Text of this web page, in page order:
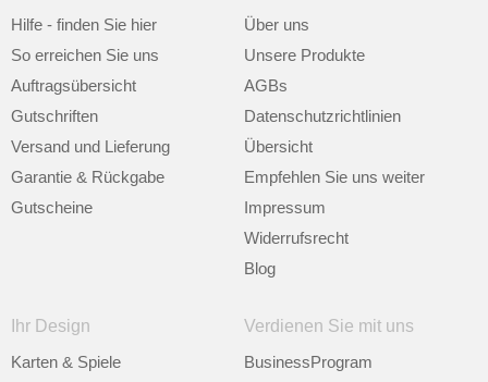
Hilfe - finden Sie hier
So erreichen Sie uns
Auftragsübersicht
Gutschriften
Versand und Lieferung
Garantie & Rückgabe
Gutscheine
Über uns
Unsere Produkte
AGBs
Datenschutzrichtlinien
Übersicht
Empfehlen Sie uns weiter
Impressum
Widerrufsrecht
Blog
Ihr Design
Karten & Spiele
Verdienen Sie mit uns
BusinessProgram